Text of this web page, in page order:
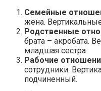
Семейные
жена.
Родственные
брата – акробата.
младшая сестра
Рабочие
сотрудники.
подчиненный.